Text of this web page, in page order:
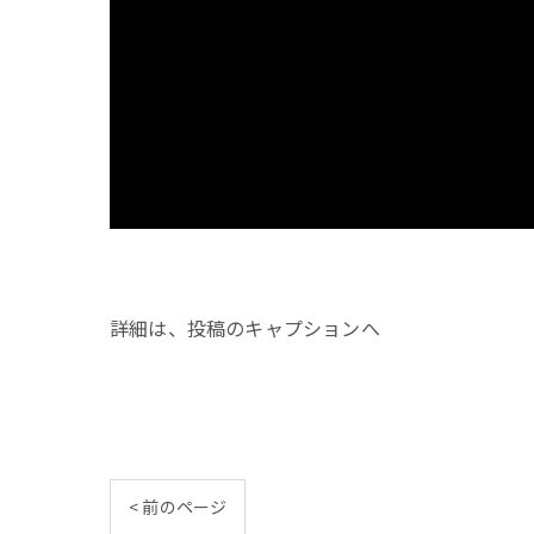
詳細は、投稿のキャプションへ
< 前のページ